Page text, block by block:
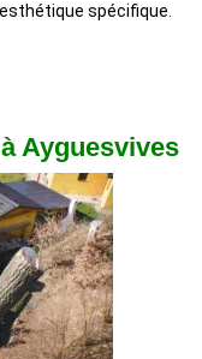
spécifique.
Ayguesvives